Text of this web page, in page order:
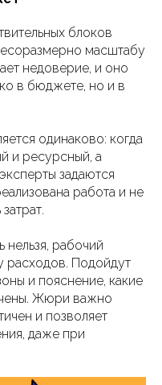
блоков
масштабу
недоверие, и оно
в бюджете, но и в
одинаково: когда
и ресурсный, а
задаются
работа и не
рабочий
расходов. Подойдут
и пояснение, какие
Жюри важно
и позволяет
даже при